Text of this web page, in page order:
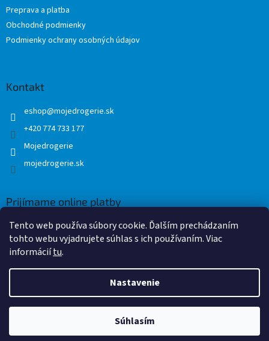
Tento web používa súbory cookie. Ďalším prechádzaním
tohto webu vyjadrujete súhlas s ich používaním. Viac
informáciítu.
Nastavenie
Súhlasím
Preprava a platba
Obchodné podmienky
Podmienky ochrany osobných údajov
Kontakt
eshop@mojedrogerie.sk
+420 774 733 177
Mojedrogerie
mojedrogerie.sk
Prijímame online platby
Vytvoril Shoptet
Mojedrogerie.sk. Všetky práva vyhradené.